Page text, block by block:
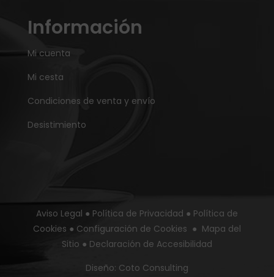
Información
Mi cuenta
Mi cesta
Condiciones de venta y envío
Desistimiento
Aviso Legal ● Política de Privacidad ● Política de
Cookies ● Configuración de Cookies ● Mapa del
Sitio ● Declaración de Accesibilidad
Diseño: Coto Consulting